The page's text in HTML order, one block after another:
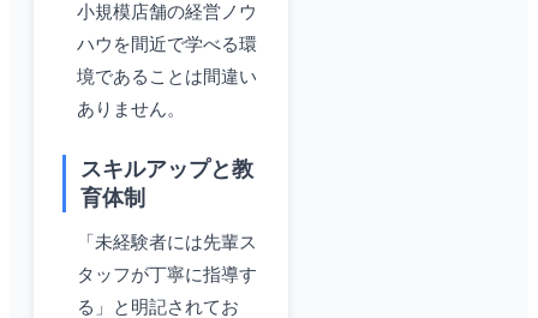
小規模店舗の経営ノウ
ハウを間近で学べる環
境であることは間違い
ありません。
スキルアップと教
育体制
「未経験者には先輩ス
タッフが丁寧に指導す
る」と明記されてお